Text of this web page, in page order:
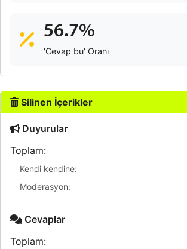
56.7%
'Cevap bu' Oranı
Silinen İçerikler
Duyurular
Toplam:
Kendi kendine:
Moderasyon:
Cevaplar
Toplam: